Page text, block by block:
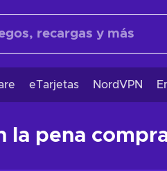
eTarjetas NordVPN
la pena